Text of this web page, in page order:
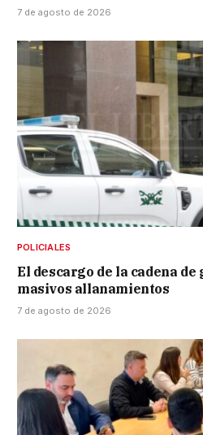
7 de agosto de 2026
POLICIALES
El descargo de la cadena
masivos allanamientos
7 de agosto de 2026